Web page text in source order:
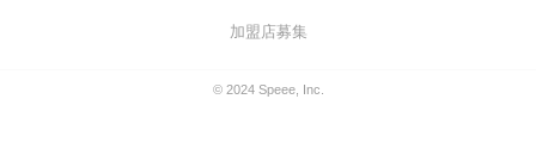
加盟店募集
© 2024 Speee, Inc.